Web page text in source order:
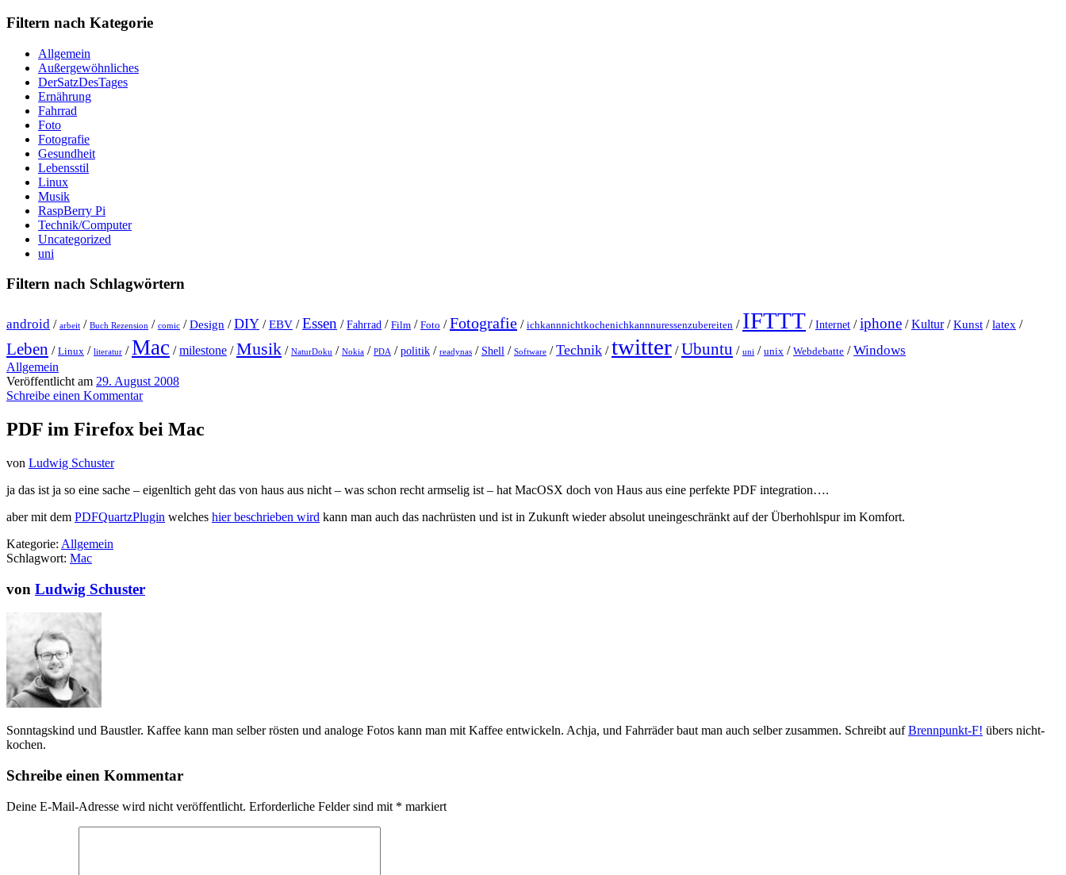
Filtern nach Kategorie
Allgemein
Außergewöhnliches
DerSatzDesTages
Ernährung
Fahrrad
Foto
Fotografie
Gesundheit
Lebensstil
Linux
Musik
RaspBerry Pi
Technik/Computer
Uncategorized
uni
Filtern nach Schlagwörtern
android / arbeit / Buch Rezension / comic /Design /DIY /EBV /Essen /Fahrrad / Film / Foto /Fotografie / ichkannnichtkochenichkannnuressenzubereiten / IFTTT /Internet /iphone /Kultur/Kunst /latex /
Leben / Linux / literatur /Mac /milestone /Musik / NaturDoku / Nokia / PDA /politik / readynas / Shell / Software /Technik /twitter /Ubuntu / uni / unix / Webdebatte /Windows
Allgemein
Veröffentlicht am 29. August 2008
Schreibe einen Kommentar
PDF im Firefox bei Mac
von Ludwig Schuster
ja das ist ja so eine sache – eigenltich geht das von haus aus nicht – was schon recht armselig ist – hat MacOSX doch von Haus aus eine perfekte PDF integration….
aber mit dem PDFQuartzPlugin welches hier beschrieben wird kann man auch das nachrüsten und ist in Zukunft wieder absolut uneingeschränkt auf der Überhohlspur im Komfort.
Kategorie: Allgemein
Schlagwort: Mac
von Ludwig Schuster
Sonntagskind und Baustler. Kaffee kann man selber rösten und analoge Fotos kann man mit Kaffee entwickeln. Achja, und Fahrräder baut man auch selber zusammen. Schreibt aufBrennpunkt-F! übers nicht-
kochen.
Schreibe einen Kommentar
Deine E-Mail-Adresse wird nicht veröffentlicht. Erforderliche Felder sind mit * markiert